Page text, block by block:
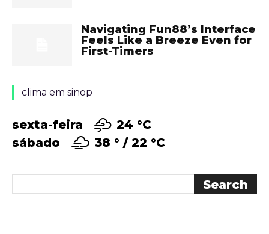
Navigating Fun88’s Interface
Feels Like a Breeze Even for
First-Timers
clima em sinop
sexta-feira 24 °C
sábado
38 ° 22 °C